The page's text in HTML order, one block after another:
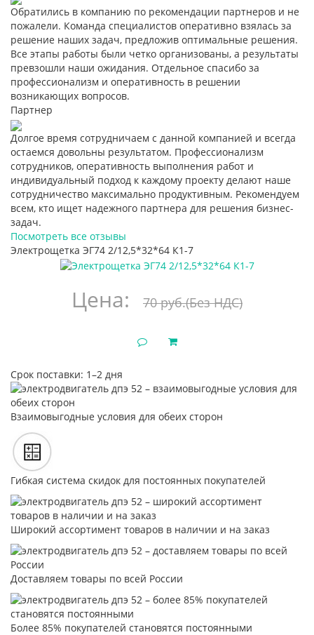
Обратились в компанию по рекомендации партнеров и не
пожалели. Команда специалистов оперативно взялась за
решение наших задач, предложив оптимальные решения.
Все этапы работы были четко организованы, а результаты
превзошли наши ожидания. Отдельное спасибо за
профессионализм и оперативность в решении
возникающих вопросов.
Партнер
Долгое время сотрудничаем с данной компанией и всегда
остаемся довольны результатом. Профессионализм
сотрудников, оперативность выполнения работ и
индивидуальный подход к каждому проекту делают наше
сотрудничество максимально продуктивным. Рекомендуем
всем, кто ищет надежного партнера для решения бизнес-
задач.
Посмотреть все отзывы
Электрощетка ЭГ74 2/12,5*32*64 К1-7
Цена: 70 руб.(Без НДС)
Срок поставки: 1–2 дня
Взаимовыгодные условия для обеих сторон
Гибкая система скидок для постоянных покупателей
Широкий ассортимент товаров в наличии и на заказ
Доставляем товары по всей России
Более 85% покупателей становятся постоянными